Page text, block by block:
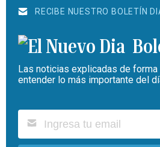
RECIBE NUESTRO BOLETÍN
Las noticias explicadas de
entender lo más importante del